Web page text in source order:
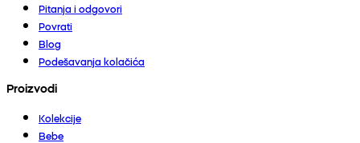
Pitanja i odgovori
Povrati
Blog
Podešavanja kolačića
Proizvodi
Kolekcije
Bebe